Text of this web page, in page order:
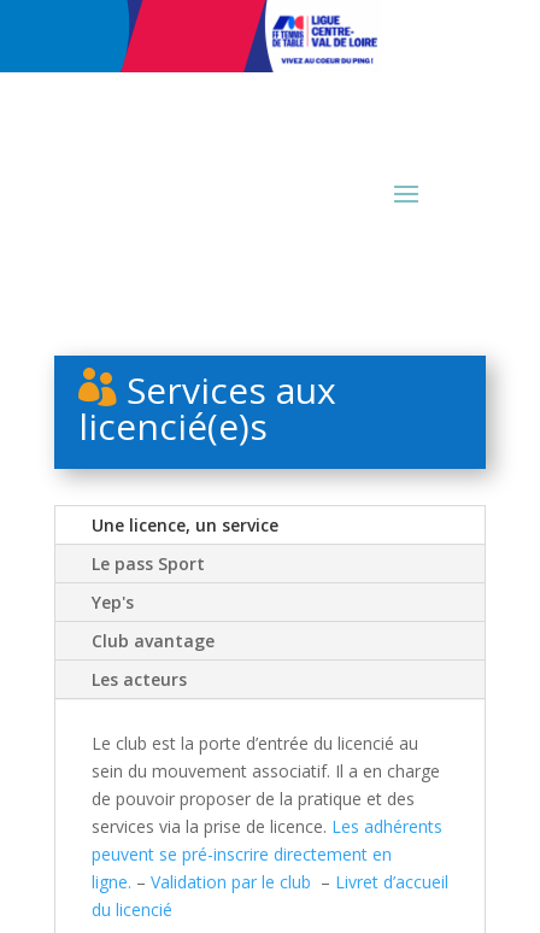
Services aux
licencié(e)s
Une licence, un service
Le pass Sport
Yep's
Club avantage
Les acteurs
Le club est la porte d’entrée du licencié au
sein du mouvement associatif. Il a en charge
de pouvoir proposer de la pratique et des
services via la prise de licence. Les adhérents
peuvent se pré-inscrire directement en
ligne. – Validation par le club – Livret d’accueil
du licencié